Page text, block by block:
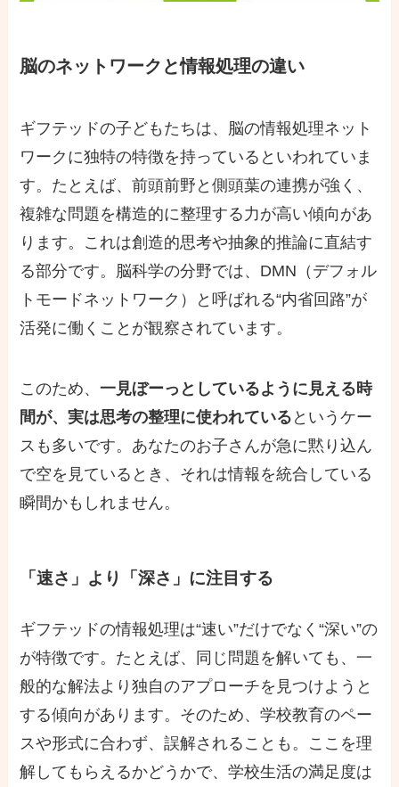
脳のネットワークと情報処理の違い
ギフテッドの子どもたちは、脳の情報処理ネット
ワークに独特の特徴を持っているといわれていま
す。たとえば、前頭前野と側頭葉の連携が強く、
複雑な問題を構造的に整理する力が高い傾向があ
ります。これは創造的思考や抽象的推論に直結す
る部分です。脳科学の分野では、DMN（デフォル
トモードネットワーク）と呼ばれる“内省回路”が
活発に働くことが観察されています。
このため、一見ぼーっとしているように見える時
間が、実は思考の整理に使われている というケー
スも多いです。あなたのお子さんが急に黙り込ん
で空を見ているとき、それは情報を統合している
瞬間かもしれません。
「速さ」より「深さ」に注目する
ギフテッドの情報処理は“速い”だけでなく“深い”の
が特徴です。たとえば、同じ問題を解いても、一
般的な解法より独自のアプローチを見つけようと
する傾向があります。そのため、学校教育のペー
スや形式に合わず、誤解されることも。ここを理
解してもらえるかどうかで、学校生活の満足度は